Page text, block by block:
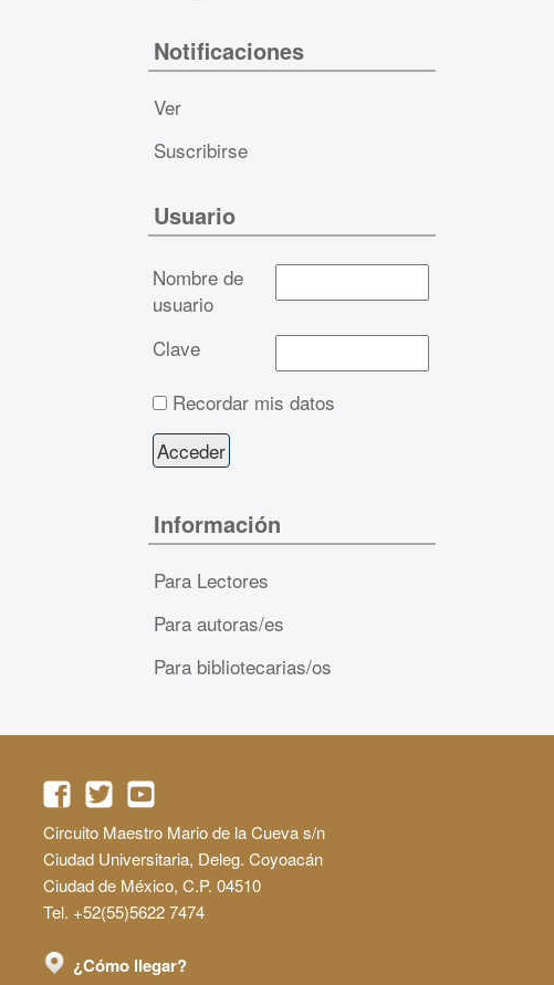
Notificaciones
Ver
Suscribirse
Usuario
Nombre de
usuario
Clave
Recordar mis datos
Información
Para Lectores
Para autoras/es
Para bibliotecarias/os
Circuito Maestro Mario de la Cueva s/n
Ciudad Universitaria, Deleg. Coyoacán
Ciudad de México, C.P. 04510
Tel. +52(55)5622 7474
¿Cómo llegar?